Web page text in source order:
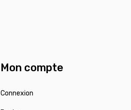
Mon compte
Connexion